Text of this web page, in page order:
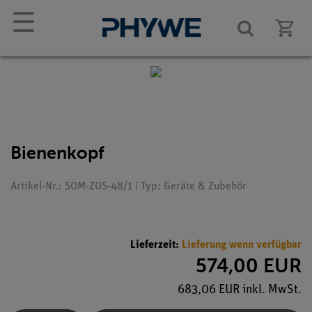
☰
Bienenkopf
Artikel-Nr.: SOM-ZOS-48/1 | Typ: Geräte & Zubehör
Lieferzeit: Lieferung wenn verfügbar
574,00 EUR
683,06 EUR inkl. MwSt.